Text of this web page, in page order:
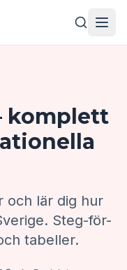
komplett
och lär dig hur
Steg-för-
tabeller.